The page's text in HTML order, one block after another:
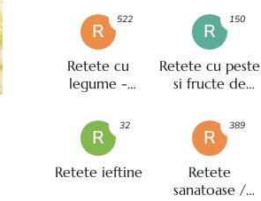
R
Retete cu
legume -
522
R
Retete cu peste
si fructe de
150
R
Retete ieftine
32
R
Retete
sanatoase /
389